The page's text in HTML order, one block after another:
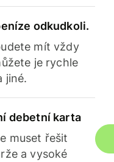
odkudkoli.
mít vždy
je rychle
jiné.
debetní karta
muset řešit
a vysoké